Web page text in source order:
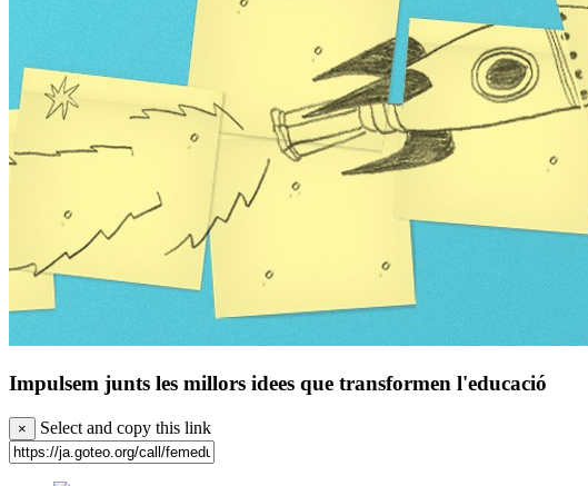
Impulsem junts les millors idees que transformen l'educació
× Select and copy this link